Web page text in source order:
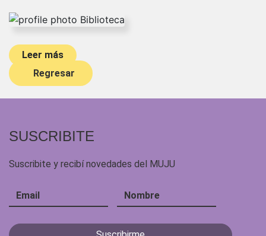
Leer más
Regresar
SUSCRIBITE
Suscribite y recibí novedades del MUJU